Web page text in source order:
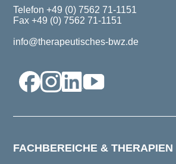
Telefon +49 (0) 7562 71-1151
Fax +49 (0) 7562 71-1151
info@therapeutisches-bwz.de
FACHBEREICHE & THERAPIEN